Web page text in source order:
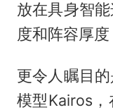
放在具身智
度和阵容厚度
更令人瞩目
模型Kairos